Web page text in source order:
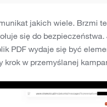
jakich wiele. Brzmi
się do
PDF wydaje się być
krok w przemyślanej